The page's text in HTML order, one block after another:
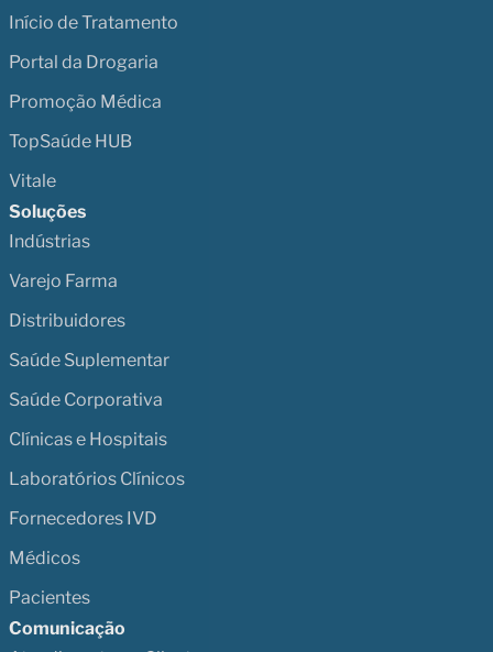
Início de Tratamento
Portal da Drogaria
Promoção Médica
TopSaúde HUB
Vitale
Soluções
Indústrias
Varejo Farma
Distribuidores
Saúde Suplementar
Saúde Corporativa
Clínicas e Hospitais
Laboratórios Clínicos
Fornecedores IVD
Médicos
Pacientes
Comunicação